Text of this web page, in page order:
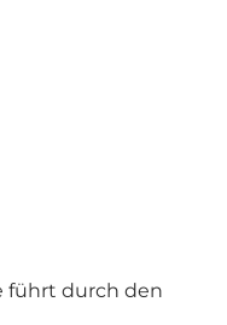
führt durch den